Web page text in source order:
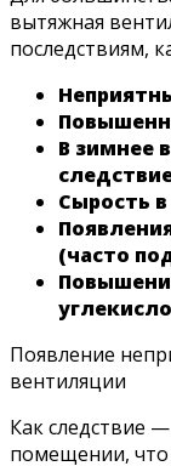
вытяжная
последствиям,
В зимнее
Сырость в
(часто
Появление
вентиляции
Как следствие
помещении, что